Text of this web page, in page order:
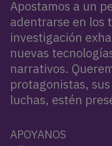
Apostamos a un
adentrarse en los
investigación
nuevas
narrativos.
protagonistas,
luchas, estén
APOYANOS